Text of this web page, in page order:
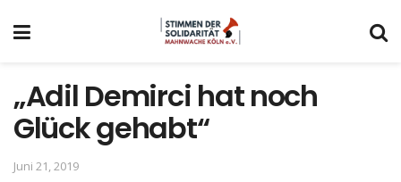
„Adil Demirci hat noch
Glück gehabt“
Juni 21, 2019